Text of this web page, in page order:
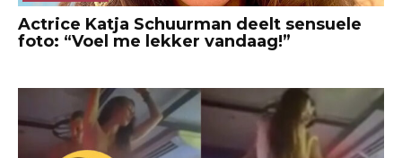
Actrice Katja Schuurman deelt sensuele
foto: “Voel me lekker vandaag!”